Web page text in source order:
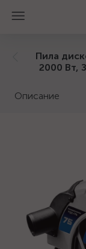
Пила
2000 Вт,
Описание